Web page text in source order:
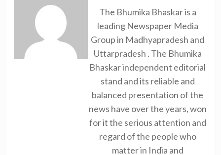
The Bhumika Bhaskar is a
leading Newspaper Media
Group in Madhyapradesh and
Uttarpradesh . The Bhumika
Bhaskar independent editorial
stand and its reliable and
balanced presentation of the
news have over the years, won
for it the serious attention and
regard of the people who
matter in India and